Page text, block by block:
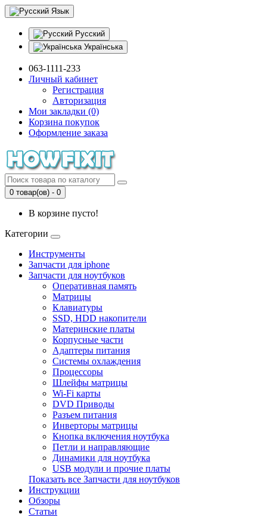
Язык
Русский
Українська
063-1111-233
Личный кабинет
Регистрация
Авторизация
Мои закладки (0)
Корзина покупок
Оформление заказа
0 товар(ов) - 0
В корзине пусто!
Категории
Инструменты
Запчасти для iphone
Запчасти для ноутбуков
Оперативная память
Матрицы
Клавиатуры
SSD, HDD накопители
Материнские платы
Корпусные части
Адаптеры питания
Системы охлаждения
Процессоры
Шлейфы матрицы
Wi-Fi карты
DVD Приводы
Разъем питания
Инверторы матрицы
Кнопка включения ноутбука
Петли и направляющие
Динамики для ноутбука
USB модули и прочие платы
Показать все Запчасти для ноутбуков
Инструкции
Обзоры
Статьи